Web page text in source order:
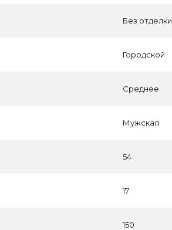
Без отделки
Городской
Среднее
Мужская
54
17
150